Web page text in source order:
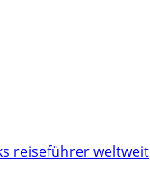
reiseführer weltweit